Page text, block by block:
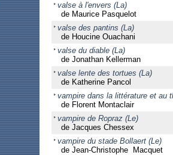
valse à l'envers (La)
de Maurice Pasquelot
valse des pantins (La)
de Houcine Ouachani
valse du diable (La)
de Jonathan Kellerman
valse lente des tortues (La)
de Katherine Pancol
vampire dans la littérature et au
de Florent Montaclair
vampire de Ropraz (Le)
de Jacques Chessex
vampire du stade Bollaert (Le)
de Jean-Christophe Macquet